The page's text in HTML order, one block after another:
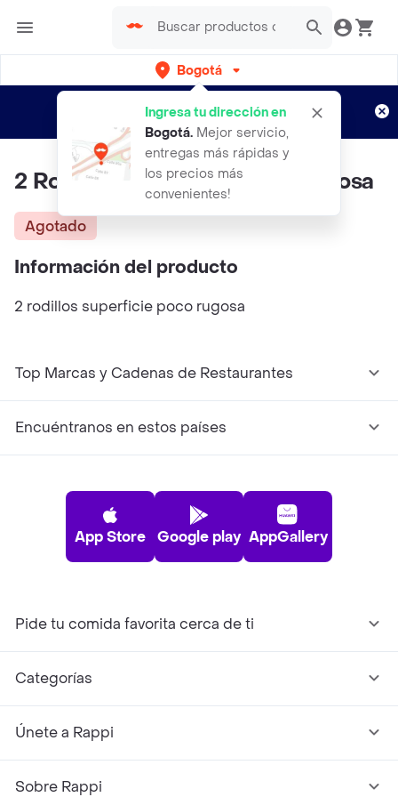
Bogotá
Ingresa tu dirección en
Bogotá. Mejor servicio,
entregas más rápidas y
los precios más
convenientes!
envíos gratis por semanas
Aplican TyC
2 Rodillos Superficie Poco Rugosa
Agotado
Información del producto
2 rodillos superficie poco rugosa
Top Marcas y Cadenas de Restaurantes
Encuéntranos en estos países
App Store Google play AppGallery
Pide tu comida favorita cerca de ti
Categorías
Únete a Rappi
Sobre Rappi